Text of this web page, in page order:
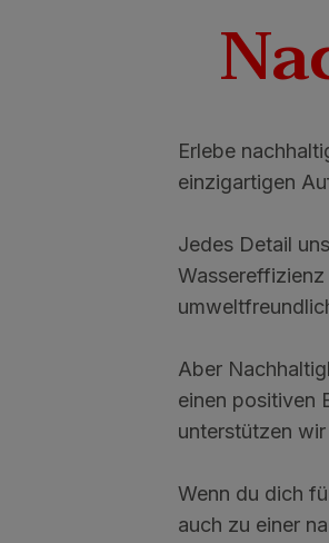
Erlebe
einzigartigen
Jedes Detail
Aber
einen positiven
unterstützen
Wenn du dich
auch zu einer